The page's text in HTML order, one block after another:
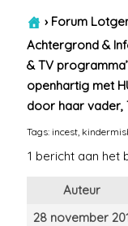
› Forum
Achtergrond &
& TV
openhartig met
door haar vader,
Tags:incest
1 bericht aan het
Auteur
28 november